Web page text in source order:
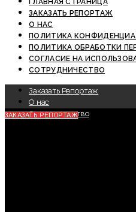
ГЛАВНАЯ СТРАНИЦА
ЗАКАЗАТЬ РЕПОРТАЖ
О НАС
ПОЛИТИКА
ПОЛИТИКА ОБРАБОТКИ
СОГЛАСИЕ НА
СОТРУДНИЧЕСТВО
Заказать Репортаж
О нас
Сотрудничество
ЗАКАЗАТЬ РЕПОРТАЖ